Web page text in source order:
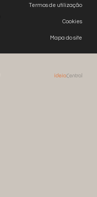
Termos de utilização
Cookies
Mapa do site